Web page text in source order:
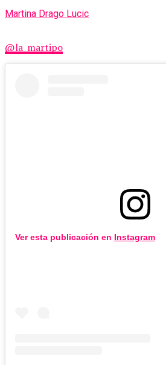
Martina Drago Lucic
@la_martipo
Ver esta publicación en Instagram